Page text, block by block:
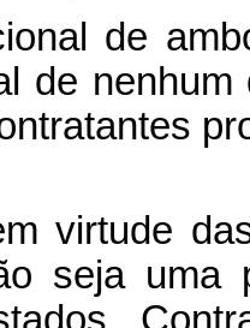
de
de
virtude
seja uma